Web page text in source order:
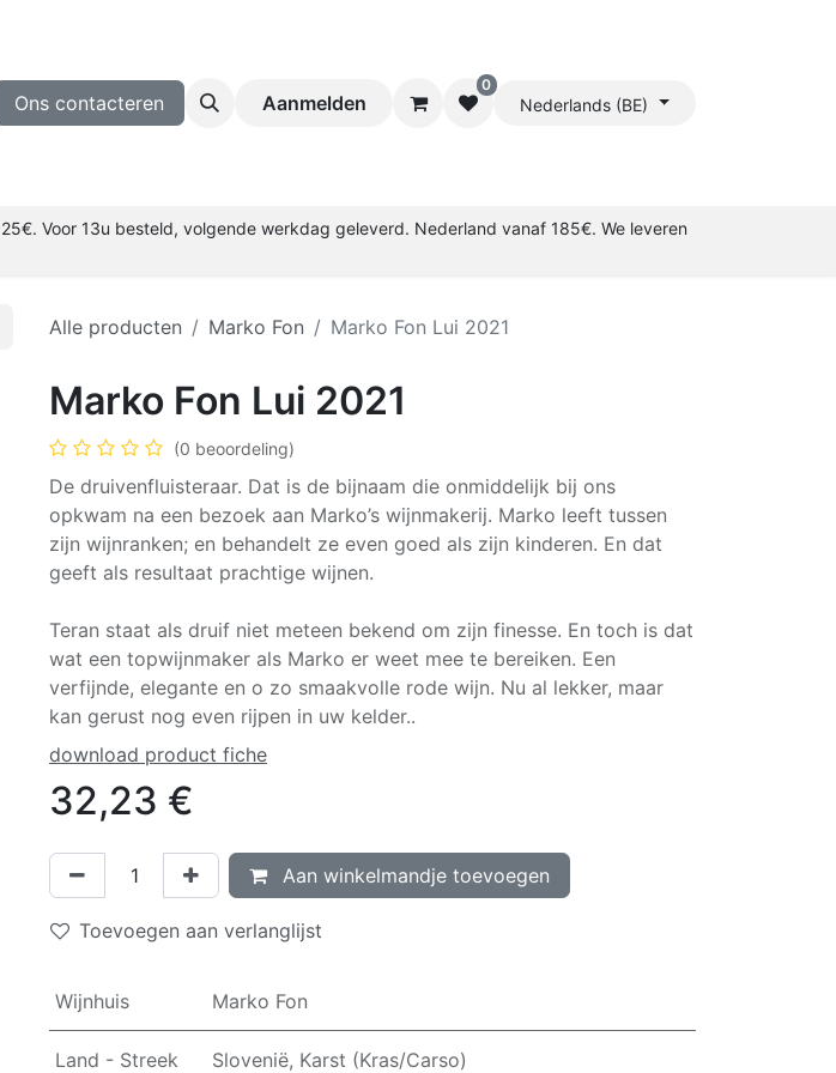
Blog
Ons contacteren Aanmelden
0
Nederlands (BE)
Voor 13u besteld, volgende werkdag geleverd. Nederland vanaf 185€. We leveren
Alle producten Marko Fon Marko Fon Lui 2021
Marko Fon Lui 2021
(0 beoordeling)
De druivenfluisteraar. Dat is de bijnaam die onmiddelijk bij ons
opkwam na een bezoek aan Marko’s wijnmakerij. Marko leeft tussen
zijn wijnranken; en behandelt ze even goed als zijn kinderen. En dat
geeft als resultaat prachtige wijnen.
Teran staat als druif niet meteen bekend om zijn finesse. En toch is dat
wat een topwijnmaker als Marko er weet mee te bereiken. Een
verfijnde, elegante en o zo smaakvolle rode wijn. Nu al lekker, maar
kan gerust nog even rijpen in uw kelder..
download product fiche
32,23 €
Aan winkelmandje toevoegen
Toevoegen aan verlanglijst
Wijnhuis Marko Fon
Land - Streek Slovenië, Karst (Kras/Carso)